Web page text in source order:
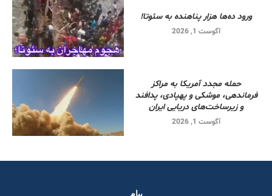
ورود ده‌ها هزار پناهنده به سئوتا!
آگوست 1, 2026
حمله مجدد آمریکا به مراکز
فرماندهی، موشکی و پهپادی، پدافند
و زیرساخت‌های دریایی ایران
آگوست 1, 2026
پیام